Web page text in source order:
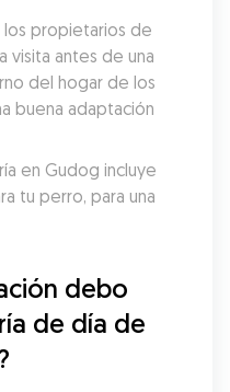
propietarios de
visita antes de una
del hogar de los
buena adaptación
en Gudog incluye
tu perro, para una
debo
de día de